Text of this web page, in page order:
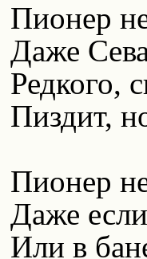
Пионер
Даже
Редкого,
Пиздит,
Пионер
Даже
Или в